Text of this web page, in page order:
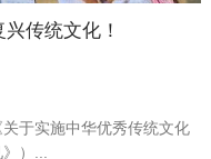
传统文化！
于实施中华优秀传统文化
）...